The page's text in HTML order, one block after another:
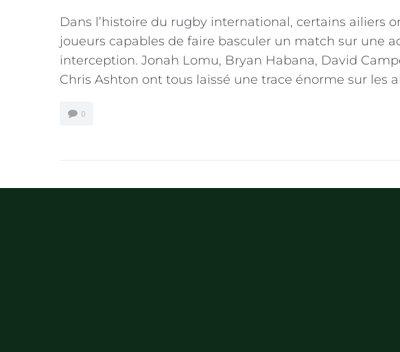
Dans l’histoire du rugby international, certains ailiers
joueurs capables de faire basculer un match sur une
interception. Jonah Lomu, Bryan Habana, David
Chris Ashton ont tous laissé une trace énorme sur les
0